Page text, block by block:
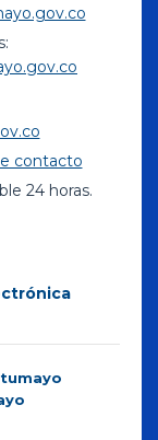
contacto
24 horas.